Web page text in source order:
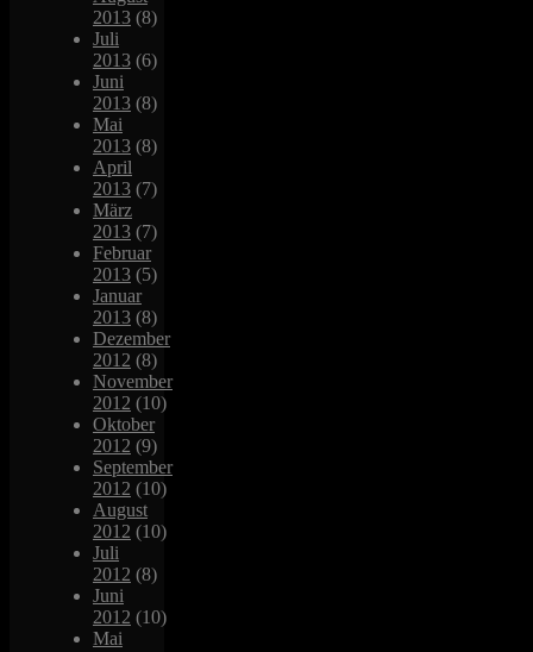
2013 (8)
Juli
2013 (6)
Juni
2013 (8)
Mai
2013 (8)
April
2013 (7)
März
2013 (7)
Februar
2013 (5)
Januar
2013 (8)
Dezember
2012 (8)
November
2012 (10)
Oktober
2012 (9)
September
2012 (10)
August
2012 (10)
Juli
2012 (8)
Juni
2012 (10)
Mai